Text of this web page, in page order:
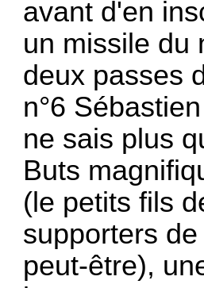
avant d'en
un missile du
deux passes
n°6
ne sais plus
Buts
(le petits fils
supporters
peut-être),